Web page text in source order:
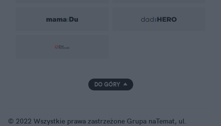
DO GÓRY
© 2022 Wszystkie prawa zastrzeżone Grupa naTemat, ul.